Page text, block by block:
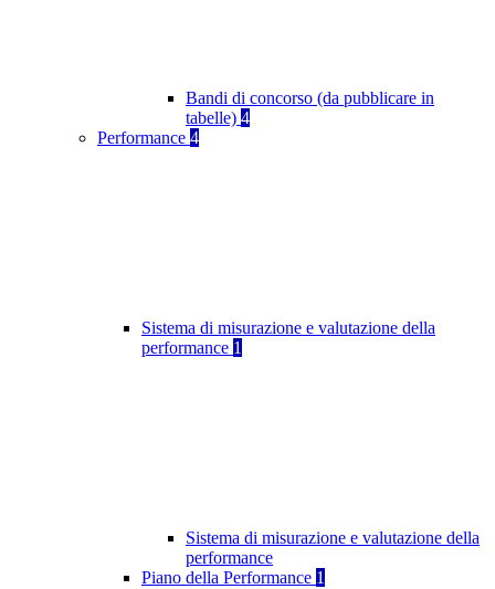
Bandi di concorso (da pubblicare in
tabelle) 4
Performance 4
Sistema di misurazione e valutazione della
performance 1
Sistema di misurazione e valutazione della
performance
Piano della Performance 1